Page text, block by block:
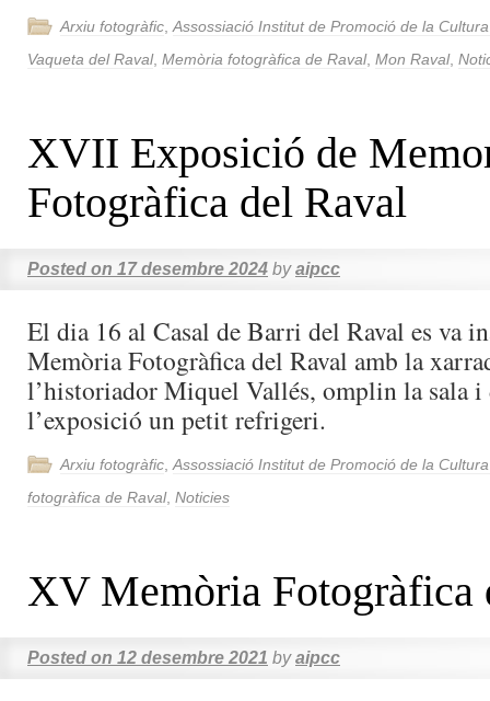
Arxiu fotogràfic Assossiació Institut de Promoció de la
Vaqueta del Raval, Memòria fotogràfica de Raval, Mon Raval,
XVII Exposició de
Fotogràfica del Raval
Posted on 17 desembre 2024 by aipcc
El dia 16 al Casal de Barri del Raval es va
Memòria Fotogràfica del Raval amb la
l’historiador Miquel Vallés, omplin la sala i
l’exposició un petit refrigeri.
Arxiu fotogràfic Assossiació Institut de Promoció de la
fotogràfica de Raval, Noticies
XV Memòria Fotogràfica
Posted on 12 desembre 2021 by aipcc